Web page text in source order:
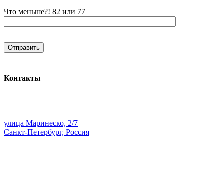
Что меньше?! 82 или 77
Контакты
улица Маринеско, 2/7
Санкт-Петербург, Россия